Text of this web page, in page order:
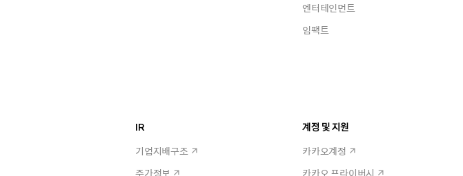
엔터테인먼트
임팩트
IR
기업지배구조
주가정보
계정 및 지원
카카오계정
카카오 프라이버시